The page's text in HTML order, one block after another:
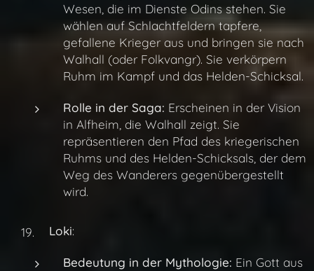
Wesen, die im Dienste Odins stehen. Sie
wählen auf Schlachtfeldern tapfere,
gefallene Krieger aus und bringen sie nach
Walhall (oder Folkvangr). Sie verkörpern
Ruhm im Kampf und das Helden-Schicksal.
Rolle in der Saga: Erscheinen in der Vision
in Alfheim, die Walhall zeigt. Sie
repräsentieren den Pfad des kriegerischen
Ruhms und des Helden-Schicksals, der dem
Weg des Wanderers gegenübergestellt
wird.
Loki:
Bedeutung in der Mythologie: Ein Gott aus